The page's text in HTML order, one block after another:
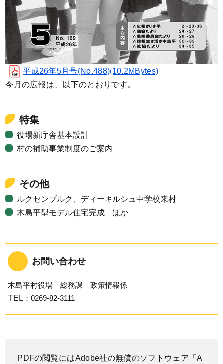
平成26年5月号(No.488)(10.2MBytes)
今月の広報は、以下のとおりです。
特集
役場新庁舎基本設計
村の補助事業制度のご案内
その他
ルクセンブルク、ディーキルシュ中学校来村
木島平型モデル住宅完成 ほか
お問い合わせ
木島平村役場 総務課 政策情報係
TEL ：0269-82-3111
PDFの閲覧にはAdobe社の無償のソフトウェア「A